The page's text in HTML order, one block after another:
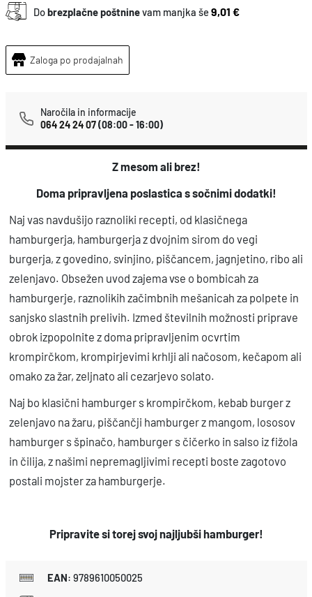
r
e
o
Dobrezplačne poštninevam manjka še9,01 €
Zaloga po prodajalnah
Naročila in informacije
064 24 24 07(08:00 - 16:00)
Z mesom ali brez!
Doma pripravljena poslastica s sočnimi dodatki!
Naj vas navdušijo raznoliki recepti, od klasičnega
hamburgerja, hamburgerja z dvojnim sirom do vegi
burgerja, z govedino, svinjino, piščancem, jagnjetino, ribo ali
zelenjavo. Obsežen uvod zajema vse o bombicah za
hamburgerje, raznolikih začimbnih mešanicah za polpete in
sanjsko slastnih prelivih. Izmed številnih možnosti priprave
obrok izpopolnite z doma pripravljenim ocvrtim
krompirčkom, krompirjevimi krhlji ali načosom, kečapom ali
omako za žar, zeljnato ali cezarjevo solato.
Naj bo klasični hamburger s krompirčkom, kebab burger z
zelenjavo na žaru, piščančji hamburger z mangom, lososov
hamburger s špinačo, hamburger s čičerko in salso iz fižola
in čilija, z našimi nepremagljivimi recepti boste zagotovo
postali mojster za hamburgerje.
Pripravite si torej svoj najljubši hamburger!
EAN: 9789610050025